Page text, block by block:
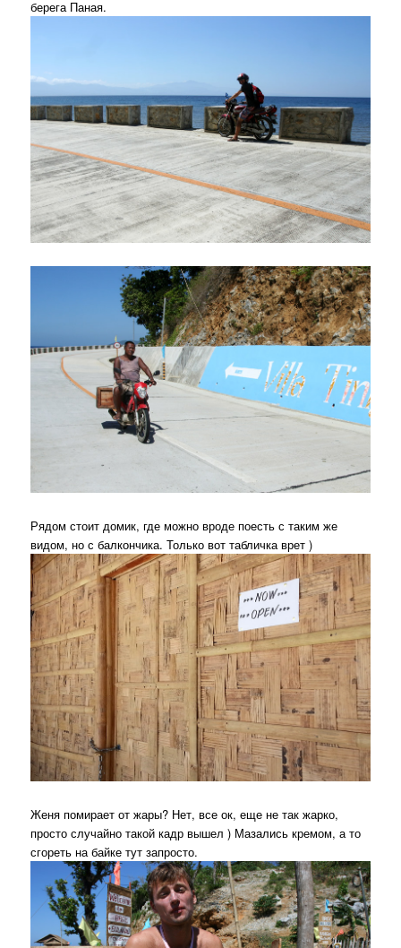
берега Паная.
Рядом стоит домик, где можно вроде поесть с таким же
видом, но с балкончика. Только вот табличка врет )
Женя помирает от жары? Нет, все ок, еще не так жарко,
просто случайно такой кадр вышел ) Мазались кремом, а то
сгореть на байке тут запросто.